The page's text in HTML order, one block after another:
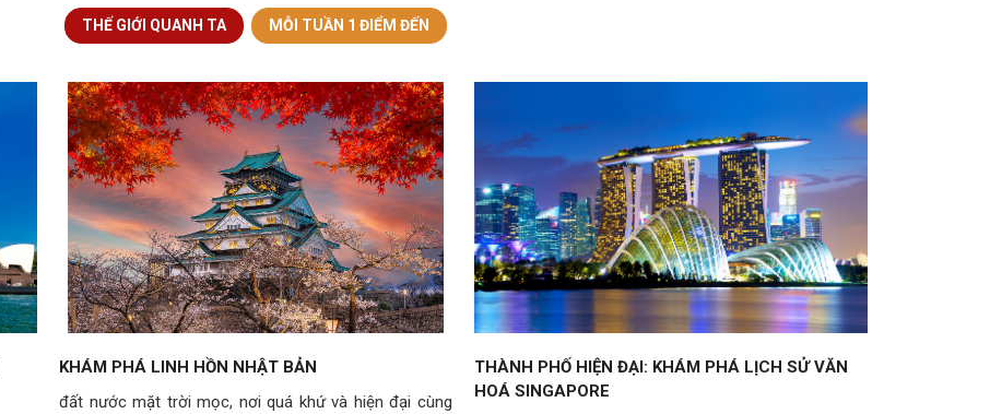
THẾ GIỚI QUANH TA MỖI TUẦN 1 ĐIỂM ĐẾN
KHÁM PHÁ LINH HỒN NHẬT BẢN
đất nước mặt trời mọc, nơi quá khứ và hiện đại cùng
THÀNH PHỐ HIỆN ĐẠI: KHÁM PHÁ LỊCH SỬ VĂN
HOÁ SINGAPORE